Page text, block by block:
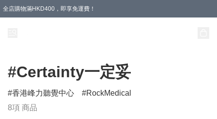
全店購物滿HKD400，即享免運費！
#Certainty一定妥
香港峰力聽覺中心
RockMedical
8項 商品